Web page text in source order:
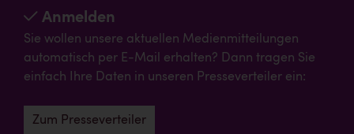
Anmelden
Sie wollen unsere aktuellen Medienmitteilungen
automatisch per E-Mail erhalten? Dann tragen Sie
einfach Ihre Daten in unseren Presseverteiler ein:
Zum Presseverteiler